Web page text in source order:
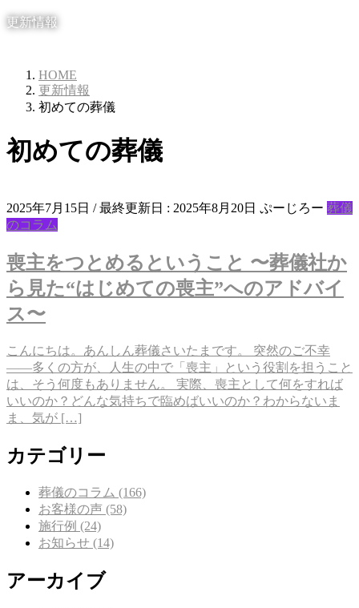
更新情報
HOME
更新情報
初めての葬儀
初めての葬儀
2025年7月15日 / 最終更新日 : 2025年8月20日 ぷーじろー 葬儀
のコラム
喪主をつとめるということ 〜葬儀社か
ら見た“はじめての喪主”へのアドバイ
ス〜
こんにちは。あんしん葬儀さいたまです。 突然のご不幸
——多くの方が、人生の中で「喪主」という役割を担うこと
は、そう何度もありません。 実際、喪主として何をすれば
いいのか？どんな気持ちで臨めばいいのか？わからないま
ま、気が […]
カテゴリー
葬儀のコラム (166)
お客様の声 (58)
施行例 (24)
お知らせ (14)
アーカイブ